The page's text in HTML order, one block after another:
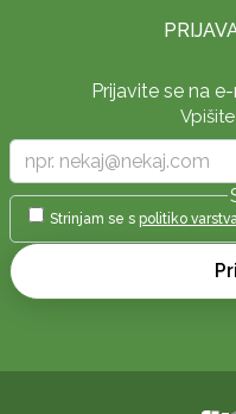
Prijavite se na
Strinjam se s politiko